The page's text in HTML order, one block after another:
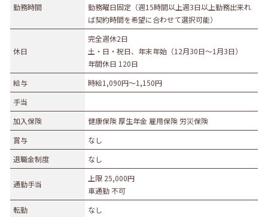
事務職 販売職 営業職
技術職
サービス職 その他
勤務形態
契約 公務員
その他
勤務地
札幌市・近郊 函館市・近郊
旭川市・近郊
釧路市・近郊
帯広市・近郊 北見市・近郊 道外
勤務時間
勤務曜日固定（週15時間以上週3日以上勤務出来れ
ば契約時間を希望に合わせて選択可能）
休日
完全週休2日
土・日・祝日、年末年始（12月30日～1月3日）
年間休日 120日
給与
時給1,090円〜1,150円
手当
加入保険
健康保険 厚生年金 雇用保険 労災保険
賞与
なし
退職金制度
なし
通勤手当
上限 25,000円
車通勤 不可
転勤
なし